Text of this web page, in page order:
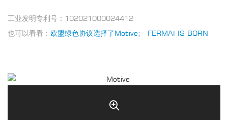
工业发明专利号：102021000024412
也可以看看： 欧盟绿色协议选择了Motive; FERMAI IS BORN